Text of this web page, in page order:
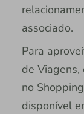
associado.
Para
de Viagens,
no
disponível